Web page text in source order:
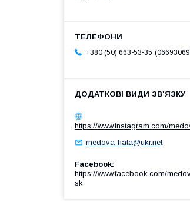
+380 (50) 663-53-35
https://www.instagram.com/
medova-hata@ukr.net
Facebook
https://www.facebook.com/
sk